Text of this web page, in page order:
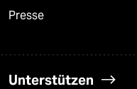
Presse
Unterstützen